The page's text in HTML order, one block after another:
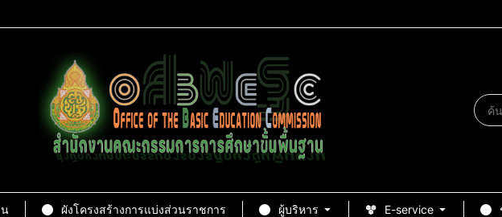
น ผังโครงสร้างการแบ่งส่วนราชการ ผู้บริหาร E-service